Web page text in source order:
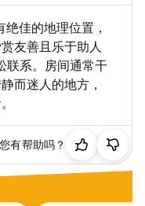
佳的地理位置，
友善且乐于助人
联系。房间通常干
而迷人的地方，
有帮助吗？